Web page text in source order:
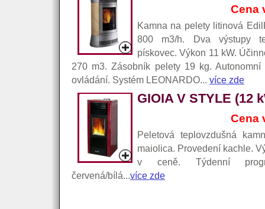
Cena
Kamna na pelety litinová
800 m3/h. Dva výstupy
pískovec. Výkon 11 kW.
270 m3. Zásobník pelety 19 kg.
ovládání. Systém LEONARDO... více zde
GIOIA V STYLE (12
Cena
Peletová teplovzdušná
maiolica. Provedení kachle.
v ceně. Týdenní
červená/bílá...více zde